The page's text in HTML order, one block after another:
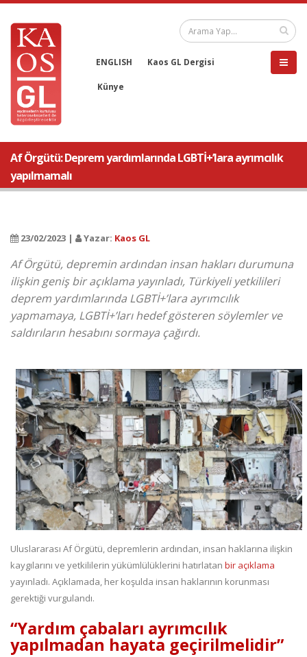
ENGLISH Kaos GL Dergisi
Künye
Af Örgütü: Deprem yardımlarında LGBTİ+’lara ayrımcılık
yapılmamalı
23/02/2023 | Yazar: Kaos GL
Af Örgütü, depremin ardından insan hakları durumuna
ilişkin geniş bir açıklama yayınladı, Türkiyeli yetkilileri
deprem yardımlarında LGBTİ+’lara ayrımcılık
yapmamaya, LGBTİ+’ları hedef gösteren söylemler ve
saldırıların hesabını sormaya çağırdı.
Uluslararası Af Örgütü, depremlerin ardından, insan haklarına ilişkin
kaygılarını ve yetkililerin yükümlülüklerini hatırlatan bir açıklama
yayınladı. Açıklamada, her koşulda insan haklarının korunması
gerektiği vurgulandı.
“Yardım çabaları ayrımcılık
yapılmadan hayata geçirilmelidir”